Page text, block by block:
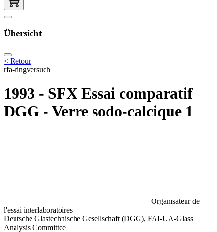
Übersicht
< Retour
rfa-ringversuch
1993 - SFX Essai comparatif
DGG - Verre sodo-calcique 1
Organisateur de
l'essai interlaboratoires
Deutsche Glastechnische Gesellschaft (DGG), FAI-UA-Glass
Analysis Committee